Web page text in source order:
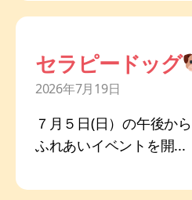
セラピードッグ
2026年7月19日
７月５日(日）の午後か
ふれあいイベントを開...